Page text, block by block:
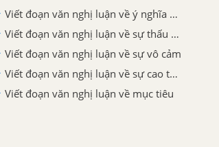
Viết đoạn văn nghị luận về ý nghĩa của việc tìm ra niềm đam mê thực sự của chính mình trong cuộc sống.
Viết đoạn văn nghị luận về sự thấu cảm
Viết đoạn văn nghị luận về sự vô cảm
Viết đoạn văn nghị luận về sự cao thượng
Viết đoạn văn nghị luận về mục tiêu